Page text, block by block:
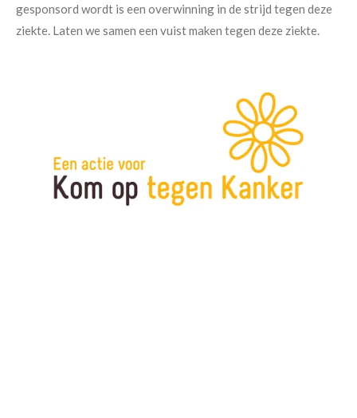
gesponsord wordt is een overwinning in de strijd tegen deze
ziekte. Laten we samen een vuist maken tegen deze ziekte.